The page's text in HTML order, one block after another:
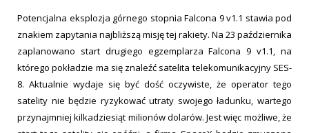
Potencjalna eksplozja górnego stopnia Falcona 9 v1.1 stawia pod
znakiem zapytania najbliższą misję tej rakiety. Na 23 października
zaplanowano start drugiego egzemplarza Falcona 9 v1.1, na
którego pokładzie ma się znaleźć satelita telekomunikacyjny SES-
8. Aktualnie wydaje się być dość oczywiste, że operator tego
satelity nie będzie ryzykować utraty swojego ładunku, wartego
przynajmniej kilkadziesiąt milionów dolarów. Jest więc możliwe, że